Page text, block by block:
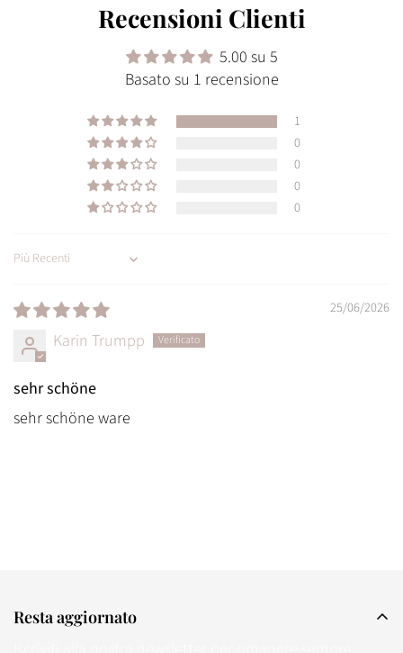
Recensioni Clienti
5.00 su 5
Basato su 1 recensione
1
0
0
0
0
Sort by
25/06/2026
Karin Trumpp
sehr schöne
sehr schöne ware
Resta aggiornato